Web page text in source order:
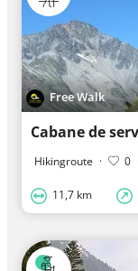
Free Walk
Cabane de
Hikingroute · 0
11,7 km